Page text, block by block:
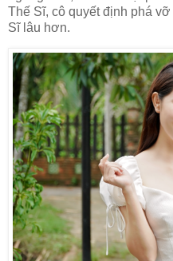
Thế Sĩ, cô quyết định phá
Sĩ lâu hơn. ​​